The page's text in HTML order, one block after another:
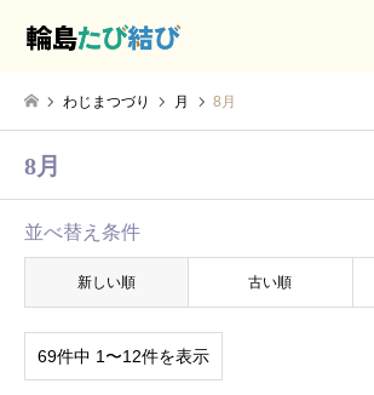
わじまつづり 月 8月
8月
並べ替え条件
新しい順 古い順
69件中 1〜12件を表示